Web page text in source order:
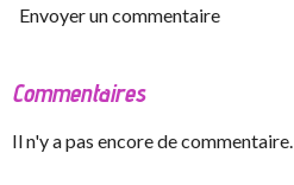
Envoyer un commentaire
Commentaires
Il n'y a pas encore de commentaire.